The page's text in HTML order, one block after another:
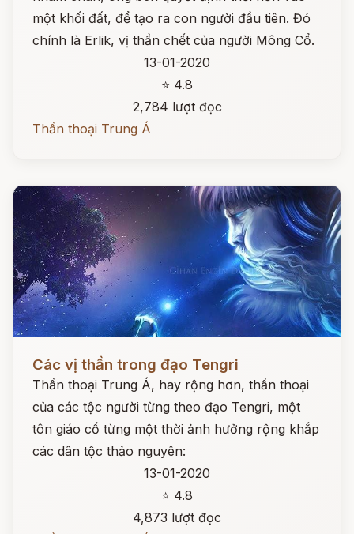
một khối đất, để tạo ra con người đầu tiên. Đó
chính là Erlik, vị thần chết của người Mông Cổ.
13-01-2020
⭐ 4.8
2,784 lượt đọc
Thần thoại Trung Á
Các vị thần trong đạo Tengri
Thần thoại Trung Á, hay rộng hơn, thần thoại
của các tộc người từng theo đạo Tengri, một
tôn giáo cổ từng một thời ảnh hưởng rộng khắp
các dân tộc thảo nguyên:
13-01-2020
⭐ 4.8
4,873 lượt đọc